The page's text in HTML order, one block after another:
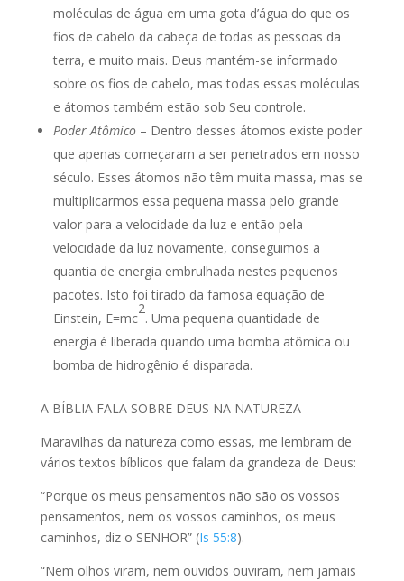
moléculas de água em uma gota d’água do que os
fios de cabelo da cabeça de todas as pessoas da
terra, e muito mais. Deus mantém-se informado
sobre os fios de cabelo, mas todas essas moléculas
e átomos também estão sob Seu controle.
Poder Atômico– Dentro desses átomos existe poder
que apenas começaram a ser penetrados em nosso
século. Esses átomos não têm muita massa, mas se
multiplicarmos essa pequena massa pelo grande
valor para a velocidade da luz e então pela
velocidade da luz novamente, conseguimos a
quantia de energia embrulhada nestes pequenos
pacotes. Isto foi tirado da famosa equação de
Einstein, E=mc
2
. Uma pequena quantidade de
energia é liberada quando uma bomba atômica ou
bomba de hidrogênio é disparada.
A BÍBLIA FALA SOBRE DEUS NA NATUREZA
Maravilhas da natureza como essas, me lembram de
vários textos bíblicos que falam da grandeza de Deus:
“Porque os meus pensamentos não são os vossos
pensamentos, nem os vossos caminhos, os meus
caminhos, diz o SENHOR” (Is 55:8).
“Nem olhos viram, nem ouvidos ouviram, nem jamais